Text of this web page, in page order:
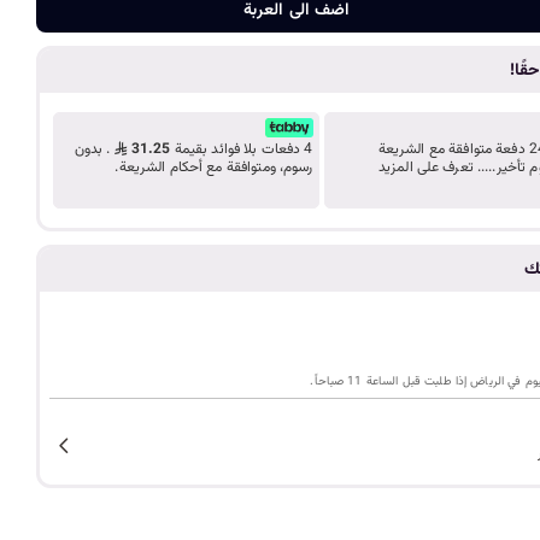
د
ك
م
ب
ي
اضف الى العربة
الى
قسّط مشترياتك على 24 دفعة متوافقة مع الشريعة
تأخير..... تعرف على المزيد
4 دفعات بلا فوائد بقيمة 31.25
. بدون
رسوم، ومتوافقة مع أحكام الشريعة.
الرياض إذا طلبت قبل الساعة 11 صباحاً.